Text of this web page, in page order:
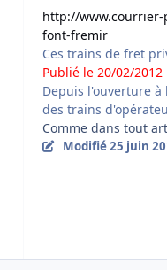
http://
font-fremir
Ces trains de fret
Publié le 20/02/2012
Depuis l'ouverture
des trains
Comme dans tout
Modifié25 juin